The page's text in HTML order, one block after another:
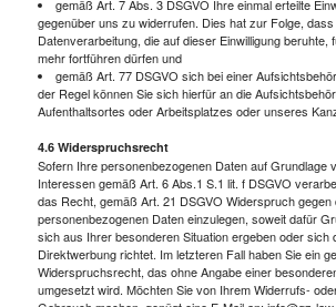
gemäß Art. 7 Abs. 3 DSGVO Ihre einmal erteilte
gegenüber uns zu widerrufen. Dies hat zur Folge,
Datenverarbeitung, die auf dieser Einwilligung beruhte,
mehr fortführen dürfen und
gemäß Art. 77 DSGVO sich bei einer
der Regel können Sie sich hierfür an die
Aufenthaltsortes oder Arbeitsplatzes oder unseres
4.6 Widerspruchsrecht
Sofern Ihre personenbezogenen Daten auf Grundlage
Interessen gemäß Art. 6 Abs.1 S.1 lit. f DSGVO
das Recht, gemäß Art. 21 DSGVO Widerspruch gegen
personenbezogenen Daten einzulegen, soweit dafür
sich aus Ihrer besonderen Situation ergeben oder sich
Direktwerbung richtet. Im letzteren Fall haben Sie ein
Widerspruchsrecht, das ohne Angabe einer
umgesetzt wird. Möchten Sie von Ihrem Widerrufs-